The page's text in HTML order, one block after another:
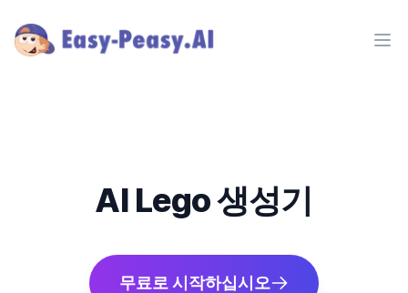
AI Lego 생성기
무료로 시작하십시오